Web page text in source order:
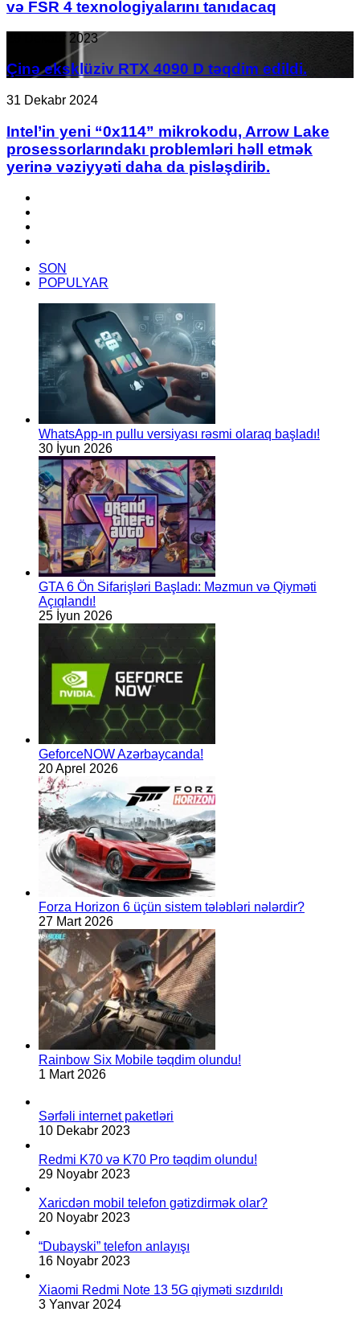
9000,
Ryzen
9000X3D
və
4
tanıdacaq
və FSR 4 texnologiyalarını tanıdacaq
RTX
4090
D
edildi.
29 Dekabr 2023
Çinə eksklüziv RTX 4090 D təqdim edildi.
Intel’in
“0x114”
mikrokodu,
Arrow
Lake
problemləri
həll
etmək
yerinə
daha
pisləşdirib.
31 Dekabr 2024
Intel’in yeni “0x114” mikrokodu, Arrow Lake
prosessorlarındakı problemləri həll etmək
yerinə vəziyyəti daha da pisləşdirib.
SON
POPULYAR
WhatsApp-ın pullu versiyası rəsmi olaraq başladı!
30 İyun 2026
GTA 6 Ön Sifarişləri Başladı: Məzmun və Qiyməti
Açıqlandı!
25 İyun 2026
GeforceNOW Azərbaycanda!
20 Aprel 2026
Forza Horizon 6 üçün sistem tələbləri nələrdir?
27 Mart 2026
Rainbow Six Mobile təqdim olundu!
1 Mart 2026
Sərfəli internet paketləri
10 Dekabr 2023
Redmi K70 və K70 Pro təqdim olundu!
29 Noyabr 2023
Xaricdən mobil telefon gətizdirmək olar?
20 Noyabr 2023
“Dubayski” telefon anlayışı
16 Noyabr 2023
Xiaomi Redmi Note 13 5G qiyməti sızdırıldı
3 Yanvar 2024